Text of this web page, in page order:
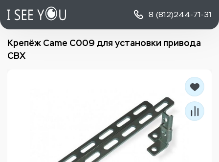
8 (812)244-71-31
Крепёж Came C009 для установки привода
CBX